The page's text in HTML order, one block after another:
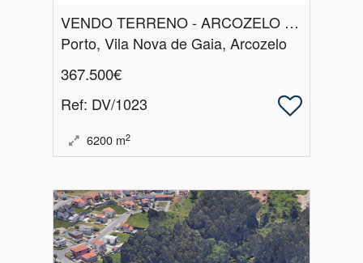
VENDO TERRENO - ARCOZELO - VILA NOVA GAIA
Porto, Vila Nova de Gaia, Arcozelo
367.500€
Ref: DV/1023
6200 m2